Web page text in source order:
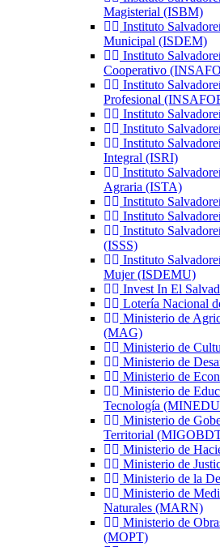
Magisterial (ISBM)
Instituto
Municipal (ISDEM)
Instituto
Cooperativo
Instituto
Profesional
Instituto
Instituto
Instituto
Integral (ISRI)
Instituto
Agraria (ISTA)
Instituto
Instituto
Instituto
(ISSS)
Instituto
Mujer (ISDEMU)
Invest In El
Lotería Nacional
Ministerio de
(MAG)
Ministerio de
Ministerio de
Ministerio de
Ministerio de
Tecnología
Ministerio de
Territorial
Ministerio de
Ministerio de
Ministerio de la
Ministerio de
Naturales (MARN)
Ministerio de
(MOPT)